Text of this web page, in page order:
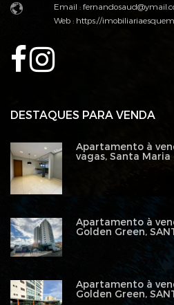
Email :
Web :https://
DESTAQUES PARA VENDA
Apartamento à
vagas, Santa Maria
Apartamento à
Golden Green,
Apartamento à
Golden Green,